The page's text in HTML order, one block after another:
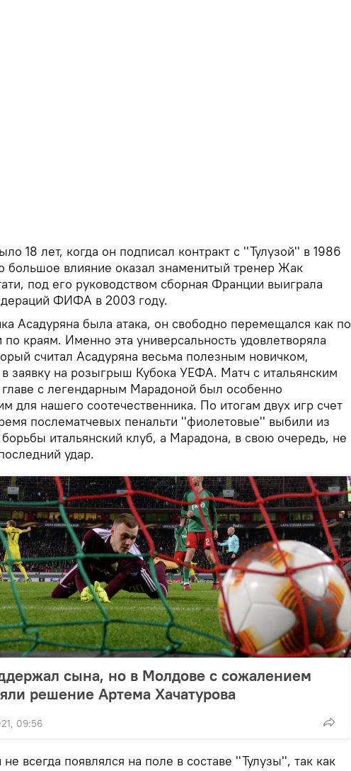
18 лет, когда он подписал контракт с ''Тулузой'' в 1986
большое влияние оказал знаменитый тренер Жак
под его руководством сборная Франции выиграла
ФИФА в 2003 году.
Асадуряна была атака, он свободно перемещался как по
по краям. Именно эта универсальность удовлетворяла
считал Асадуряна весьма полезным новичком,
заявку на розыгрыш Кубока УЕФА. Матч с итальянским
с легендарным Марадоной был особенно
для нашего соотечественника. По итогам двух игр счет
послематчевых пенальти ''фиолетовые'' выбили из
итальянский клуб, а Марадона, в свою очередь, не
удар.
сына, но в Молдове с сожалением
решение Артема Хачатурова
09:56
всегда появлялся на поле в составе ''Тулузы'', так как